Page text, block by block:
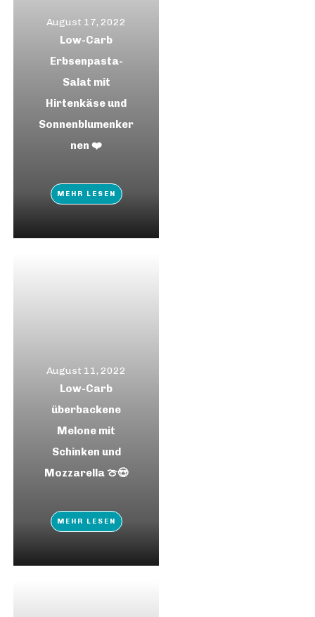
August 17, 2022
Low-Carb
Erbsenpasta-
Salat mit
Hirtenkäse und
Sonnenblumenker
nen ❤️
MEHR LESEN
August 11, 2022
Low-Carb
überbackene
Melone mit
Schinken und
Mozzarella 🍈😍
MEHR LESEN